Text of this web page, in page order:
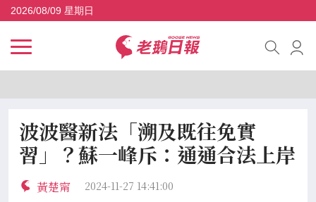
2026/08/09 星期日
波波醫新法「溯及既往免實
習」？蘇一峰斥：通通合法上岸
黃楚甯 2024-11-27 14:41:00